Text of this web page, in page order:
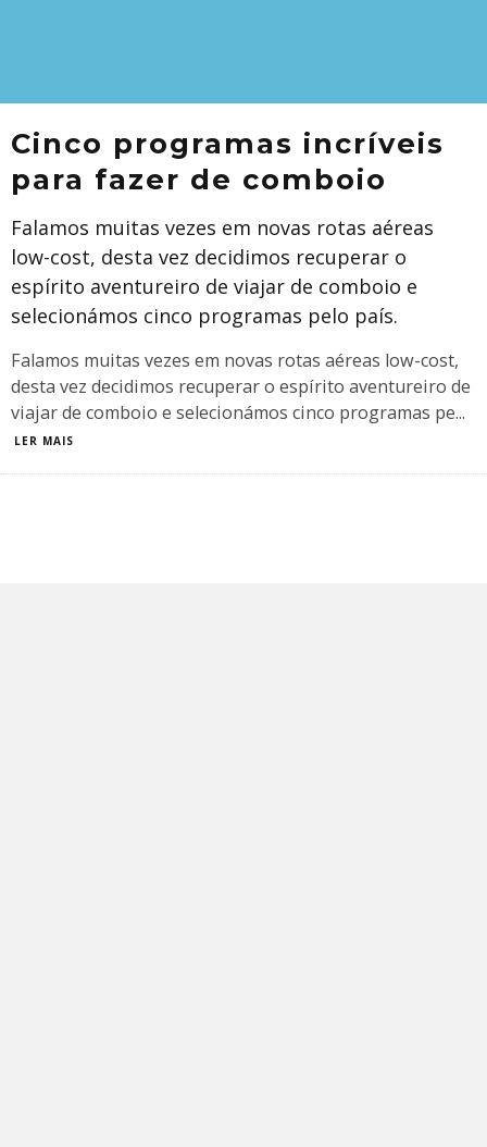
Cinco programas incríveis
para fazer de comboio
Falamos muitas vezes em novas rotas aéreas
low-cost, desta vez decidimos recuperar o
espírito aventureiro de viajar de comboio e
selecionámos cinco programas pelo país.
Falamos muitas vezes em novas rotas aéreas low-cost,
desta vez decidimos recuperar o espírito aventureiro de
viajar de comboio e selecionámos cinco programas pe...
LER MAIS